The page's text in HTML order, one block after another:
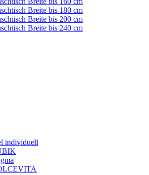
Breite bis 180 cm
Breite bis 200 cm
Breite bis 240 cm
individuell